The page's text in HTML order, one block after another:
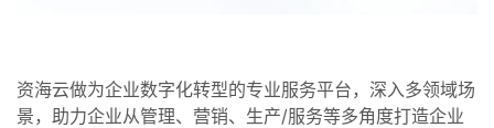
资海云做为企业数字化转型的专业服务平台，深入多领域场
景，助力企业从管理、营销、生产/服务等多角度打造企业